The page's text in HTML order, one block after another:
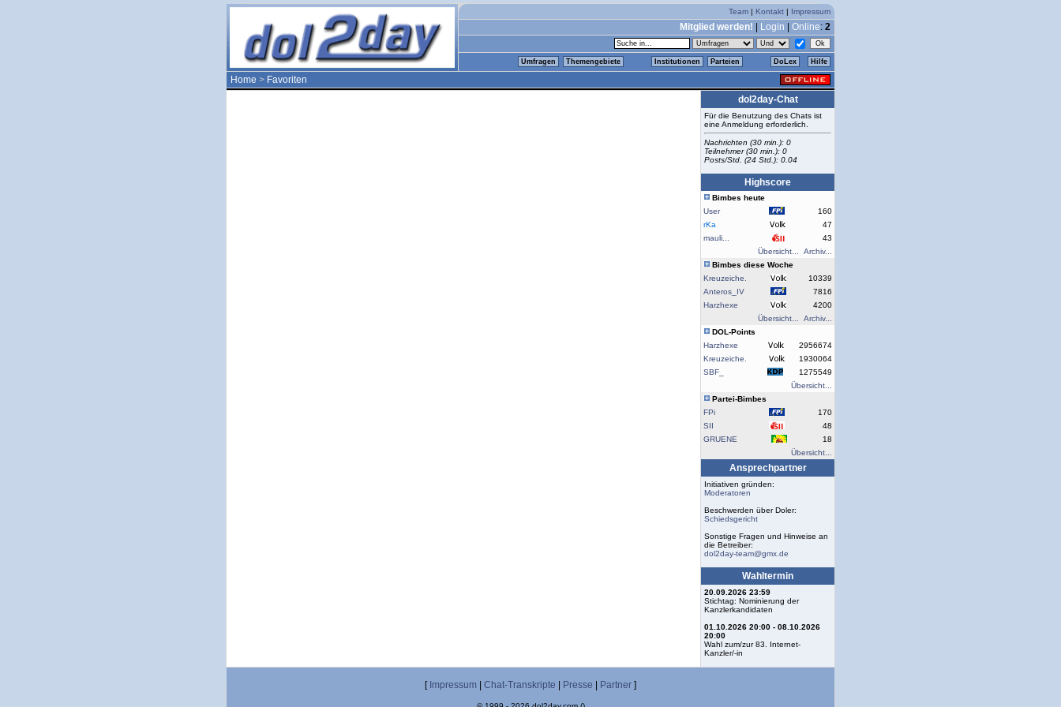
Team | Kontakt | Impressum
Mitglied werden! Login Online: 2
Umfragen Themengebiete Institutionen Parteien DoLex Hilfe
Home > Favoriten
dol2day-Chat
Für die Benutzung des Chats ist
eine Anmeldung erforderlich.
Nachrichten (30 min.): 0
Teilnehmer (30 min.): 0
Posts/Std. (24 Std.): 0.04
Highscore
Bimbes heute
User
160
rKa
47
mauli...
43
Übersicht...
Archiv...
Bimbes diese Woche
Kreuzeiche.
10339
Anteros_IV
7816
Harzhexe
4200
Übersicht...
Archiv...
DOL-Points
Harzhexe
2956674
Kreuzeiche.
1930064
SBF_
1275549
Übersicht...
Partei-Bimbes
FPi
170
SII
48
GRUENE
18
Übersicht...
Ansprechpartner
Initiativen gründen:
Moderatoren
Beschwerden über Doler:
Schiedsgericht
Sonstige Fragen und Hinweise an
die Betreiber:
dol2day-team@gmx.de
Wahltermin
20.09.2026 23:59
Stichtag: Nominierung der
Kanzlerkandidaten
01.10.2026 20:00 - 08.10.2026
20:00
Wahl zum/zur 83. Internet-
Kanzler/-in
[ Impressum Chat-Transkripte Presse Partner ]